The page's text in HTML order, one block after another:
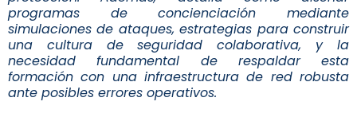
programas de concienciación mediante
simulaciones de ataques, estrategias para construir
una cultura de seguridad colaborativa, y la
necesidad fundamental de respaldar esta
formación con una infraestructura de red robusta
ante posibles errores operativos.